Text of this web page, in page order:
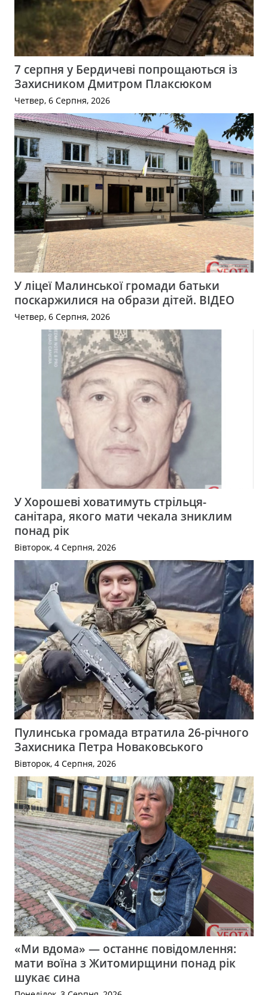
7 серпня у Бердичеві попрощаються із
Захисником Дмитром Плаксюком
Четвер, 6 Серпня, 2026
У ліцеї Малинської громади батьки
поскаржилися на образи дітей. ВІДЕО
Четвер, 6 Серпня, 2026
У Хорошеві ховатимуть стрільця-
санітара, якого мати чекала зниклим
понад рік
Вівторок, 4 Серпня, 2026
Пулинська громада втратила 26-річного
Захисника Петра Новаковського
Вівторок, 4 Серпня, 2026
«Ми вдома» — останнє повідомлення:
мати воїна з Житомирщини понад рік
шукає сина